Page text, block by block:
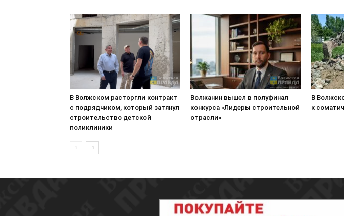
В Волжском расторгли контракт
с подрядчиком, который затянул
строительство детской
поликлиники
Волжанин вышел в полуфинал
конкурса «Лидеры строительной
отрасли»
В
к